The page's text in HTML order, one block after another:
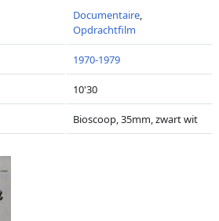
Documentaire,
Opdrachtfilm
1970-1979
10'30
Bioscoop, 35mm, zwart wit